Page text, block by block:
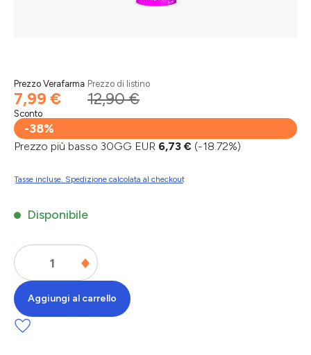
Prezzo Verafarma
7,99 €
Prezzo di listino
12,90 €
Sconto
-38%
Prezzo più basso 30GG EUR 6,73 € (-18.72%)
Tasse incluse. Spedizione calcolata al checkout
Disponibile
Aggiungi al carrello